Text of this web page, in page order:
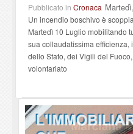
Pubblicato in Cronaca
Un incendio boschivo è
Martedì 10 Luglio mobilitando
sua collaudatissima
dello Stato, dei Vigili del
volontariato